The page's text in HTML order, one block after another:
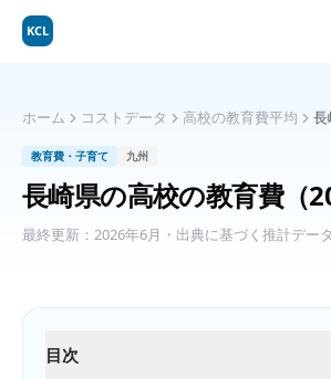
KCL
ホーム コストデータ 高校の教育費平均 長
教育費・子育て 九州
長崎県の高校の教育費（
最終更新： 2026年6月 ・出典に基づく推計データ
目次